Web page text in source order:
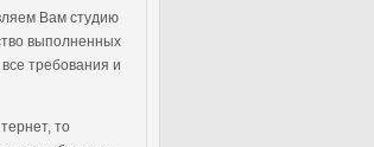
Вам студию
выполненных
требования и
то